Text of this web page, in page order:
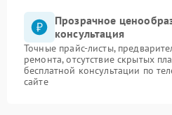
Прозрачное
консультация
Точные прайс-листы,
ремонта, отсутствие скрытых
бесплатной консультации по
сайте